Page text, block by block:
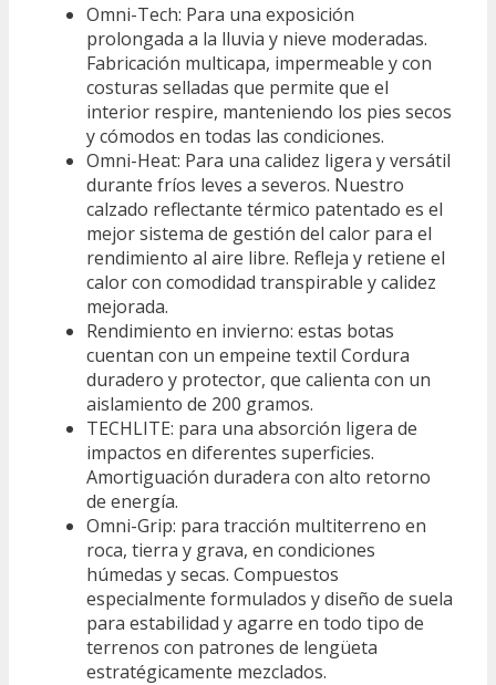
Omni-Tech: Para una exposición
prolongada a la lluvia y nieve moderadas.
Fabricación multicapa, impermeable y con
costuras selladas que permite que el
interior respire, manteniendo los pies secos
y cómodos en todas las condiciones.
Omni-Heat: Para una calidez ligera y versátil
durante fríos leves a severos. Nuestro
calzado reflectante térmico patentado es el
mejor sistema de gestión del calor para el
rendimiento al aire libre. Refleja y retiene el
calor con comodidad transpirable y calidez
mejorada.
Rendimiento en invierno: estas botas
cuentan con un empeine textil Cordura
duradero y protector, que calienta con un
aislamiento de 200 gramos.
TECHLITE: para una absorción ligera de
impactos en diferentes superficies.
Amortiguación duradera con alto retorno
de energía.
Omni-Grip: para tracción multiterreno en
roca, tierra y grava, en condiciones
húmedas y secas. Compuestos
especialmente formulados y diseño de suela
para estabilidad y agarre en todo tipo de
terrenos con patrones de lengüeta
estratégicamente mezclados.